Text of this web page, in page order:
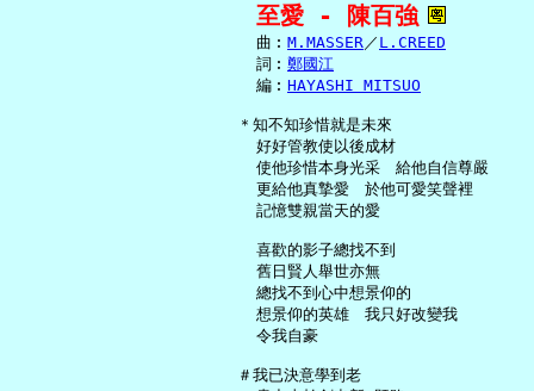
至愛 - 陳百強
     曲︰
M.MASSER／ L.CREED
     詞︰
鄭國江
     編︰
HAYASHI MITSUO
   ＊知不知珍惜就是未來
     好好管教使以後成材
     使他珍惜本身光采　給他自信尊嚴
     更給他真摯愛　於他可愛笑聲裡
     記憶雙親當天的愛
     喜歡的影子總找不到
     舊日賢人舉世亦無
     總找不到心中想景仰的
     想景仰的英雄　我只好改變我
     令我自豪
   ＃我已決意學到老